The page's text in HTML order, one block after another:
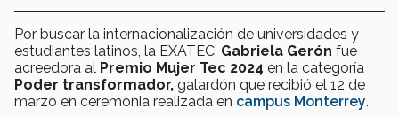
Por buscar la internacionalización de universidades y
estudiantes latinos, la EXATEC, Gabriela Gerón fue
acreedora al Premio Mujer Tec 2024 en la categoría
Poder transformador, galardón que recibió el 12 de
marzo en ceremonia realizada en campus Monterrey.